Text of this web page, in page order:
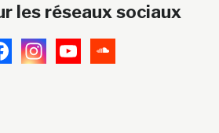
les réseaux sociaux